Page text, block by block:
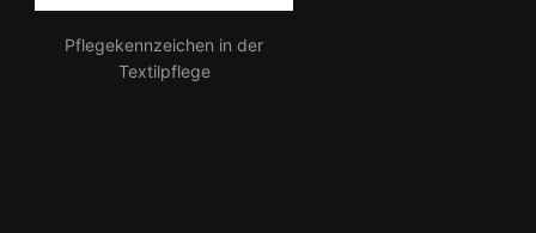
Pflegekennzeichen in der
Textilpflege